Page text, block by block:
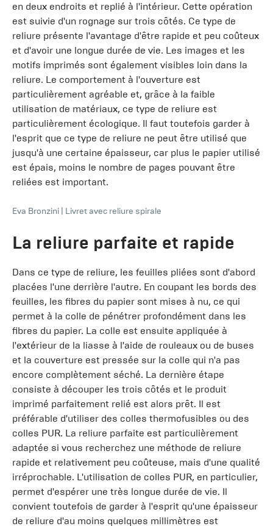
en deux endroits et replié à l'intérieur. Cette opération
est suivie d'un rognage sur trois côtés. Ce type de
reliure présente l'avantage d'être rapide et peu coûteux
et d'avoir une longue durée de vie. Les images et les
motifs imprimés sont également visibles loin dans la
reliure. Le comportement à l'ouverture est
particulièrement agréable et, grâce à la faible
utilisation de matériaux, ce type de reliure est
particulièrement écologique. Il faut toutefois garder à
l'esprit que ce type de reliure ne peut être utilisé que
jusqu'à une certaine épaisseur, car plus le papier utilisé
est épais, moins le nombre de pages pouvant être
reliées est important.
Eva Bronzini Livret avec reliure spirale
La reliure parfaite et rapide
Dans ce type de reliure, les feuilles pliées sont d'abord
placées l'une derrière l'autre. En coupant les bords des
feuilles, les fibres du papier sont mises à nu, ce qui
permet à la colle de pénétrer profondément dans les
fibres du papier. La colle est ensuite appliquée à
l'extérieur de la liasse à l'aide de rouleaux ou de buses
et la couverture est pressée sur la colle qui n'a pas
encore complètement séché. La dernière étape
consiste à découper les trois côtés et le produit
imprimé parfaitement relié est alors prêt. Il est
préférable d'utiliser des colles thermofusibles ou des
colles PUR. La reliure parfaite est particulièrement
adaptée si vous recherchez une méthode de reliure
rapide et relativement peu coûteuse, mais d'une qualité
irréprochable. L'utilisation de colles PUR, en particulier,
permet d'espérer une très longue durée de vie. Il
convient toutefois de garder à l'esprit qu'une épaisseur
de reliure d'au moins quelques millimètres est